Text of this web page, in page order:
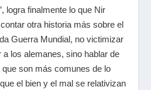
logra finalmente lo que Nir
otra historia más sobre el
Guerra Mundial, no victimizar
los alemanes, sino hablar de
son más comunes de lo
el bien y el mal se relativizan